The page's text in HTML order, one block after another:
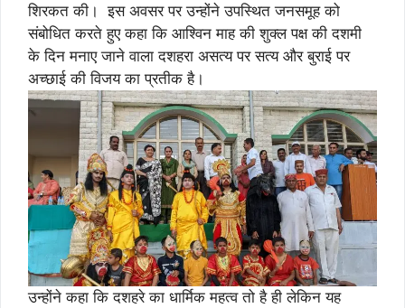
शिरकत की। इस अवसर पर उन्होंने उपस्थित जनसमूह को
संबोधित करते हुए कहा कि आश्विन माह की शुक्ल पक्ष की दशमी
के दिन मनाए जाने वाला दशहरा असत्य पर सत्य और बुराई पर
अच्छाई की विजय का प्रतीक है।
उन्होंने कहा कि दशहरे का धार्मिक महत्व तो है ही लेकिन यह